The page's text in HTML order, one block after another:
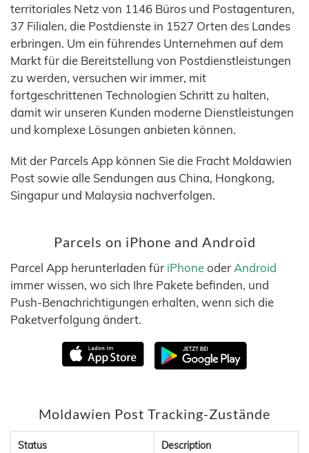
territoriales Netz von 1146 Büros und Postagenturen,
37 Filialen, die Postdienste in 1527 Orten des Landes
erbringen. Um ein führendes Unternehmen auf dem
Markt für die Bereitstellung von Postdienstleistungen
zu werden, versuchen wir immer, mit
fortgeschrittenen Technologien Schritt zu halten,
damit wir unseren Kunden moderne Dienstleistungen
und komplexe Lösungen anbieten können.
Mit der Parcels App können Sie die Fracht Moldawien
Post sowie alle Sendungen aus China, Hongkong,
Singapur und Malaysia nachverfolgen.
Parcels on iPhone and Android
Parcel App herunterladen für iPhoneoderAndroid
immer wissen, wo sich Ihre Pakete befinden, und
Push-Benachrichtigungen erhalten, wenn sich die
Paketverfolgung ändert.
Moldawien Post Tracking-Zustände
Status Description